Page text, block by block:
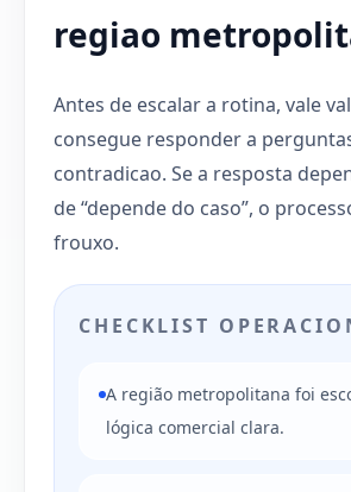
regiao
Antes de escalar a rotina, vale
consegue responder a
contradicao. Se a resposta
de “depende do caso”, o
frouxo.
CHECKLIST
A região metropolitana foi
lógica comercial clara.